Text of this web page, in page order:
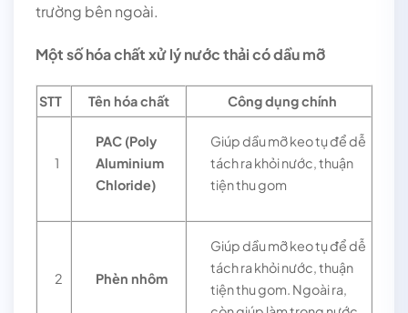
trường bên ngoài.
Một số hóa chất xử lý nước thải có dầu mỡ
STT Tên hóa chất Công dụng chính
1
PAC (Poly
Aluminium
Chloride)
Giúp dầu mỡ keo tụ để dễ
tách ra khỏi nước, thuận
tiện thu gom
2 Phèn nhôm
Giúp dầu mỡ keo tụ để dễ
tách ra khỏi nước, thuận
tiện thu gom. Ngoài ra,